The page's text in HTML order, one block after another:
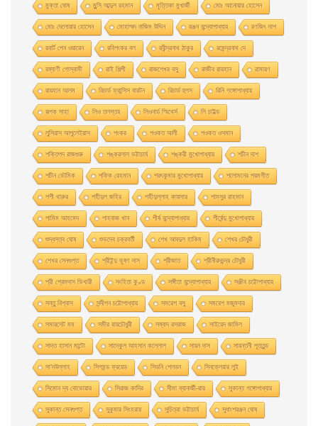
মুক্তা ঘোষ মুন্সি আব্দুল রহমান মৃত্তিকা মুখার্জী মোঃ আনোয়ার হোসেন
মোঃ দেলোয়ার হােসেন মোহাম্মদ নাজিম উদ্দিন রঞ্জন বন্দ্যোপাধ্যায় রণজিৎ দাশ
রবার্ট পেন ওয়ারেন রবিশংকর বল রবীন্দ্রনাথ ঠাকুর রমেন্দ্রনাথ দে
রম্যাণী গোস্বামী রাই শিল্পী রাজশেখর বসু রাজীব রায়হান রামায়ণ
রায়হান আলম রিচার্ড ফ্রান্সিস বারটন রিচার্ড হুগস রিনি গঙ্গোপাধ্যায়
রূপক সাহা লিও তলস্তয় লিওনার্ড স্মিথের্স লি চাইল্ড
লুসিয়াস আপুলেইয়াস শংকর শওকত আলী শওকত ওসমান
শক্তিপদ রাজগুরু শঙ্করলাল ভট্টাচার্য শঙ্করী মুখােপাধ্যায় শচীন দাশ
শচীন ভৌমিক শফিক রেহমান শরৎকুমার মুখোপাধ্যায় শলোমনের পরমগীত
শশী থারুর শহীদুল জহির শহীদুল্লাহ কায়সার শামসুর রাহমান
শামিম আহমেদ শাহবাজ খান শীর্ষ বন্দ্যোপাধ্যায় শীর্ষেন্দু মুখোপাধ্যায়
শুদ্ধসত্ব ঘোষ শুভদেব চক্রবর্তী শেখ আবদুল হাকিম শেখর চৌধুরী
শেখর সেনগুপ্ত শ্রীইন্দু ভূষণ দাস শ্রীজাত শ্রীনীরদচন্দ্র চৌধুরী
শ্রী প্রেমদাস ভিখারী সংহিতা কুণ্ড সঙ্গীতা বন্দ্যোপাধ্যায় সঞ্জীব চট্টোপাধ্যায়
সন্তু বিশ্বাস সন্দীপন চট্টোপাধ্যায় সমরেশ বসু সমরেশ মজুমদার
সমারসেট মম সমীর রায়চৌধুরী সম্বাদ রসরাজ সাইয়েদ জামিল
সাদত হাসান মান্টো সাদেকুল আহসান কল্লোল সায়ন দাস সায়ন্তনী পূততুন্ড
সা’দউল্লাহ সিগমন্ড ফ্রয়েড সিডনি শেলডন সিনক্লেয়ার লুই
সিমোন দ্য বোভোয়ার সিরাজ কাদির সীমা ব্যানার্জী-রায় সুকান্ত গঙ্গোপাধ্যায়
সুকান্ত সেনগুপ্ত সুকুমার সিংহরায় সুচিত্রা ভট্টাচার্য সুধাংশরঞ্জন ঘোষ